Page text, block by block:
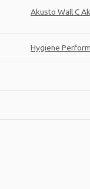
Akusto Wall C
Hygiene